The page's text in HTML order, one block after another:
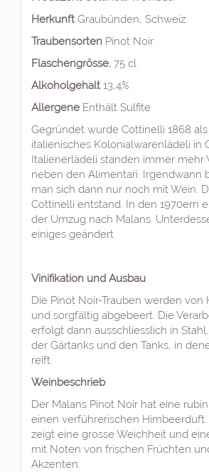
Herkunft Graubünden, Schweiz
Traubensorten Pinot Noir
Flaschengrösse. 75 cl
Alkoholgehalt 13,4%
Allergene Enthält Sulfite
Gegründet wurde Cottinelli 1868
italienisches Kolonialwarenlädeli in
Italienerlädeli standen immer mehr
neben den Alimentari. Irgendwann
man sich dann nur noch mit Wein.
Cottinelli entstand. In den 1970ern
der Umzug nach Malans.
einiges geändert.
Vinifikation und Ausbau
Die Pinot Noir-Trauben werden von
und sorgfältig abgebeert. Die
erfolgt dann ausschliesslich in
der Gärtanks und den Tanks, in
reift.
Weinbeschrieb
Der Malans Pinot Noir hat eine
einen verführerischen Himbeerduft.
zeigt eine grosse Weichheit und
mit Noten von frischen Früchten
Akzenten.